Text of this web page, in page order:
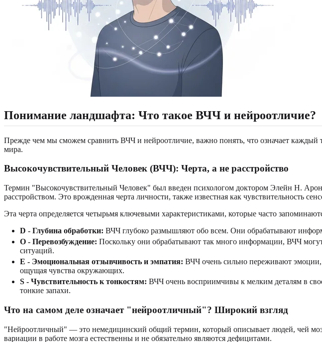
Понимание ландшафта: Что такое ВЧЧ и нейроотличие?
Прежде чем мы сможем сравнить ВЧЧ и нейроотличие, важно понять, что означает
мира.
Высокочувствительный Человек (ВЧЧ): Черта, а не расстройство
Термин "Высокочувствительный Человек" был введен психологом доктором Элейн Н.
расстройством. Это врожденная черта личности, также известная как чувствительность
Эта черта определяется четырьмя ключевыми характеристиками, которые часто
D - Глубина обработки: ВЧЧ глубоко размышляют обо всем. Они обрабатывают
O - Перевозбуждение: Поскольку они обрабатывают так много информации, ВЧЧ
ситуаций.
E - Эмоциональная отзывчивость и эмпатия: ВЧЧ очень сильно переживают
ощущая чувства окружающих.
S - Чувствительность к тонкостям: ВЧЧ очень восприимчивы к мелким деталям в
тонкие запахи.
Что на самом деле означает "нейроотличный"? Широкий взгляд
"Нейроотличный" — это немедицинский общий термин, который описывает людей, чей
вариации в работе мозга естественны и не обязательно являются дефицитами.